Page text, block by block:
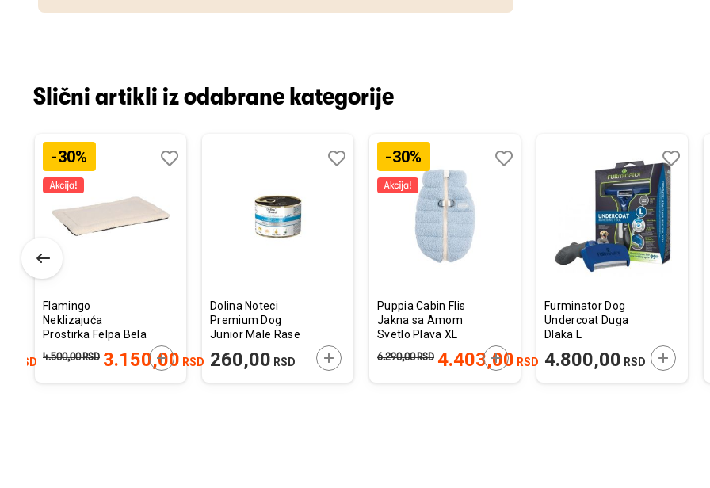
Slični artikli iz odabrane kategorije
RSD U KORPU
-30%
Flamingo
Neklizajuća
Prostirka Felpa Bela
3.150,00 RSD
4.500,00RSD DODAJTE U KORPU
želja
Dolina Noteci
Premium Dog
Junior Male Rase
Iznutricama 185g
260,00 RSD DODAJTE U KORPU
-30%
Puppia Cabin Flis
Jakna sa Amom
Svetlo Plava XL
4.403,00 RSD
6.290,00RSD DODAJTE U KORPU
Furminator Dog
Undercoat Duga
Dlaka L
4.800,00 RSD
Dodaj
u
listu
želja
Uporedi